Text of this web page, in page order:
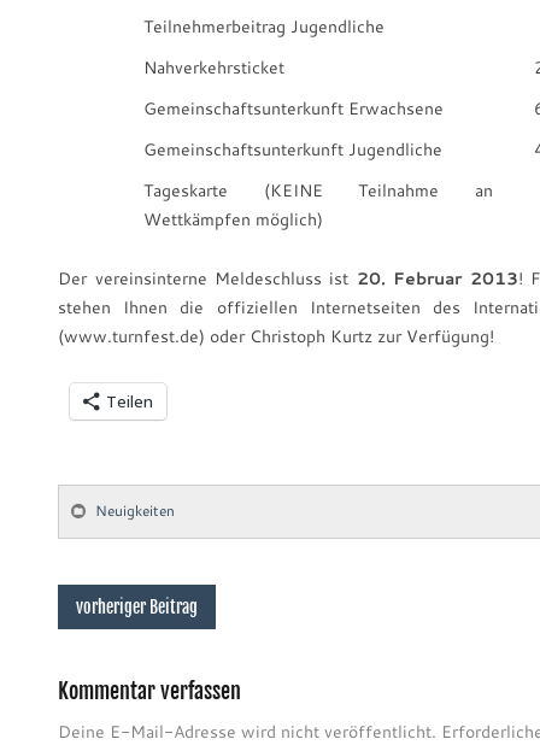
Teilnehmerbeitrag Jugendliche
Nahverkehrsticket
Gemeinschaftsunterkunft Erwachsene
Gemeinschaftsunterkunft Jugendliche
Tageskarte (KEINE Teilnahme an
Wettkämpfen möglich)
Der vereinsinterne Meldeschluss ist 20. Februar 2013!
stehen Ihnen die offiziellen Internetseiten des
(www.turnfest.de) oder Christoph Kurtz zur Verfügung!
Teilen
Neuigkeiten
vorheriger Beitrag
Kommentar verfassen
Deine E-Mail-Adresse wird nicht veröffentlicht.